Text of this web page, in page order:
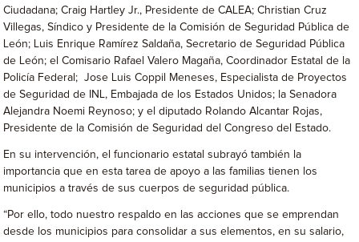
Ciudadana; Craig Hartley Jr., Presidente de CALEA; Christian Cruz
Villegas, Síndico y Presidente de la Comisión de Seguridad Pública de
León; Luis Enrique Ramírez Saldaña, Secretario de Seguridad Pública
de León; el Comisario Rafael Valero Magaña, Coordinador Estatal de la
Policía Federal; Jose Luis Coppil Meneses, Especialista de Proyectos
de Seguridad de INL, Embajada de los Estados Unidos; la Senadora
Alejandra Noemi Reynoso; y el diputado Rolando Alcantar Rojas,
Presidente de la Comisión de Seguridad del Congreso del Estado.
En su intervención, el funcionario estatal subrayó también la
importancia que en esta tarea de apoyo a las familias tienen los
municipios a través de sus cuerpos de seguridad pública.
“Por ello, todo nuestro respaldo en las acciones que se emprendan
desde los municipios para consolidar a sus elementos, en su salario,